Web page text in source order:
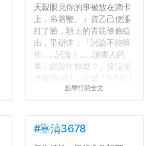
天親眼見你的事被放在滴卡
上，吊著鞭。」資乙己便漲
紅了臉，額上的青筋條條綻
出，爭辯道：「討論不能算
作......討論！......讀書人的
事，能算作弊麼？」接連便
論考題難度」，什麼「名譽
的空氣。...
點擊打開全文
#靠清3678